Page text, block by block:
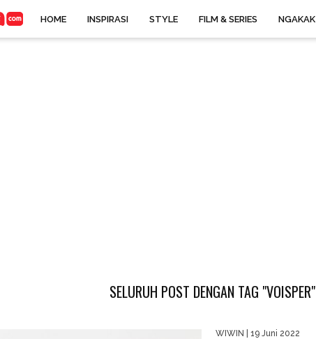
HOME INSPIRASI STYLE FILM & SERIES NGAKAK
SELURUH POST DENGAN TAG "VOISPER"
WIWIN | 19 Juni 2022